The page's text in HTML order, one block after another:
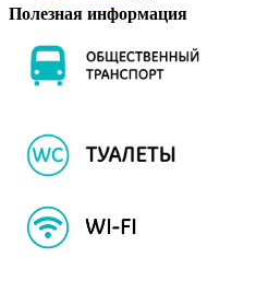
Полезная информация